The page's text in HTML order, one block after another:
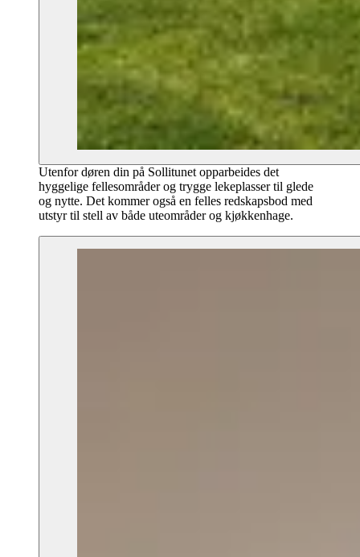
Utenfor døren din på Sollitunet opparbeides det
hyggelige fellesområder og trygge lekeplasser til glede
og nytte. Det kommer også en felles redskapsbod med
utstyr til stell av både uteområder og kjøkkenhage.